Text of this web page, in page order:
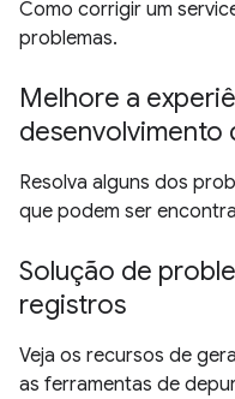
Como corrigir um
problemas.
Melhore a
desenvolvimento
Resolva alguns dos
que podem ser
Solução de
registros
Veja os recursos de
as ferramentas de